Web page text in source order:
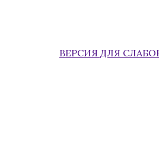
ВЕРСИЯ ДЛЯ